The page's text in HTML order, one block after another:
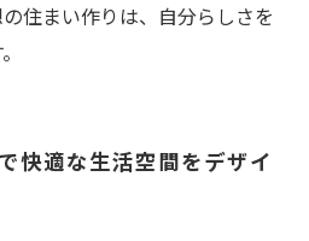
住まい作りは、自分らしさを
快適な生活空間をデザイ